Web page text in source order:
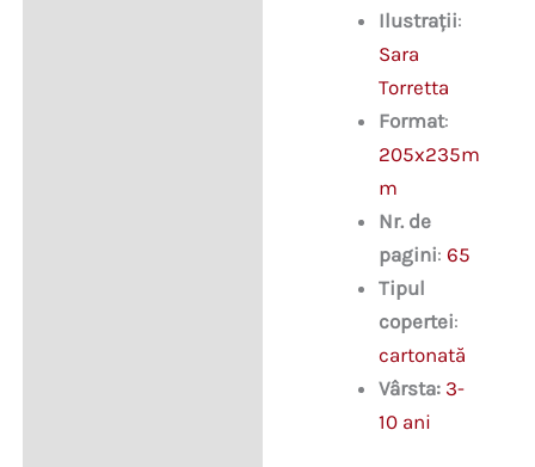
Ilustrații:
Sara
Torretta
Format:
205x235m
m
Nr. de
pagini: 65
Tipul
copertei:
cartonată
Vârsta: 3-
10 ani